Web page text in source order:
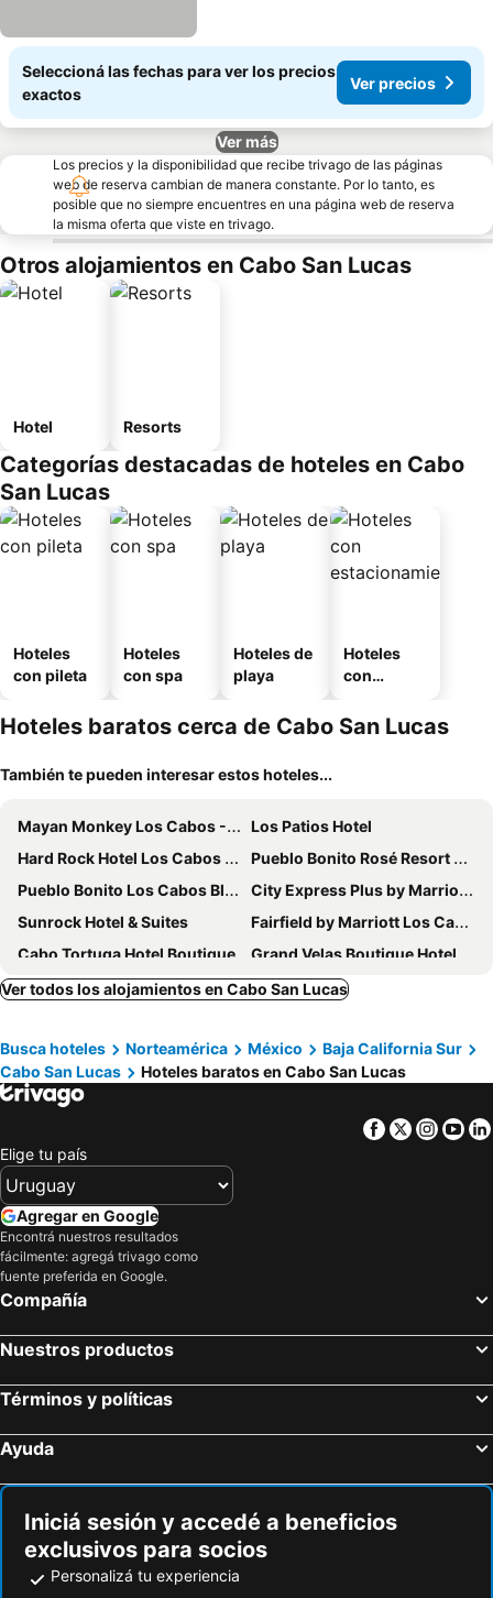
Seleccioná las fechas para ver los precios
exactos
Ver precios
Ver más
Los precios y la disponibilidad que recibe trivago de las páginas
web de reserva cambian de manera constante. Por lo tanto, es
posible que no siempre encuentres en una página web de reserva
la misma oferta que viste en trivago.
Otros alojamientos en Cabo San Lucas
Hotel Resorts
Categorías destacadas de hoteles en Cabo
San Lucas
Hoteles
con pileta
Hoteles
con spa
Hoteles de
playa
Hoteles
con
miento
Hoteles baratos cerca de Cabo San Lucas
También te pueden interesar estos hoteles...
Mayan Monkey Los Cabos - Social Hotel
Los Patios Hotel
Hard Rock Hotel Los Cabos - All Inclusive
Pueblo Bonito Rosé Resort & Spa
Pueblo Bonito Los Cabos Blanco Beach Resort - All Inclusive
City Express Plus by Marriott Cabo San Lucas
Sunrock Hotel & Suites
Fairfield by Marriott Los Cabos
Cabo Tortuga Hotel Boutique
Grand Velas Boutique Hotel
Paradisus Los Cabos - Adults only - The Leading Hotels of the World
Ver todos los alojamientos en Cabo San Lucas
Busca hoteles Norteamérica México
Baja California Sur
Cabo San Lucas
Hoteles baratos en Cabo San Lucas
Facebook
Twitter
Elige tu país
Agregar en Google
Encontrá nuestros resultados
fácilmente: agregá trivago como
fuente preferida en Google.
Compañía
Nuestros productos
Términos y políticas
Ayuda
Iniciá sesión y accedé a beneficios
exclusivos para socios
Personalizá tu experiencia